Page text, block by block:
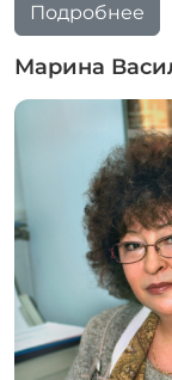
Подробнее
Марина